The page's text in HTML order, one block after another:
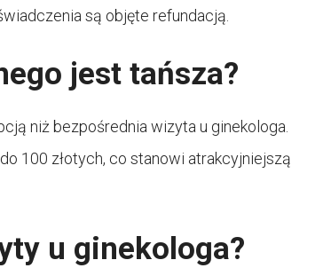
są objęte refundacją.
jest tańsza?
niż bezpośrednia wizyta u ginekologa.
100 złotych, co stanowi atrakcyjniejszą
u ginekologa?